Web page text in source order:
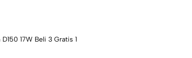
17W Beli 3 Gratis 1